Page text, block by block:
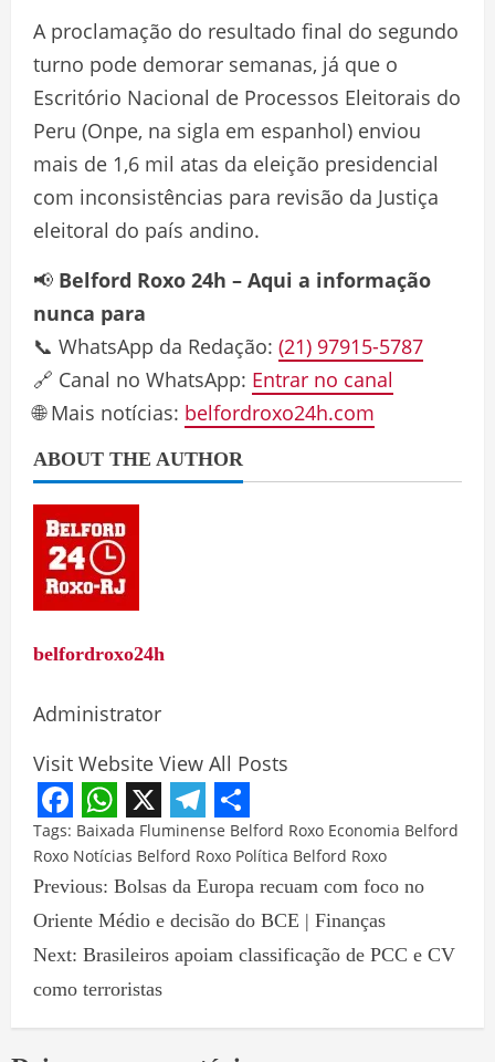
A proclamação do resultado final do segundo
turno pode demorar semanas, já que o
Escritório Nacional de Processos Eleitorais do
Peru (Onpe, na sigla em espanhol) enviou
mais de 1,6 mil atas da eleição presidencial
com inconsistências para revisão da Justiça
eleitoral do país andino.
📢 Belford Roxo 24h – Aqui a informação
nunca para
📞 WhatsApp da Redação: (21) 97915-5787
🔗 Canal no WhatsApp: Entrar no canal
🌐 Mais notícias: belfordroxo24h.com
ABOUT THE AUTHOR
belfordroxo24h
Administrator
Visit Website View All Posts
Facebook
WhatsApp
X Telegram
Share
Tags: Baixada Fluminense Belford Roxo Economia Belford
Roxo Notícias Belford Roxo Política Belford Roxo
Previous: Bolsas da Europa recuam com foco no
Oriente Médio e decisão do BCE | Finanças
Next: Brasileiros apoiam classificação de PCC e CV
como terroristas